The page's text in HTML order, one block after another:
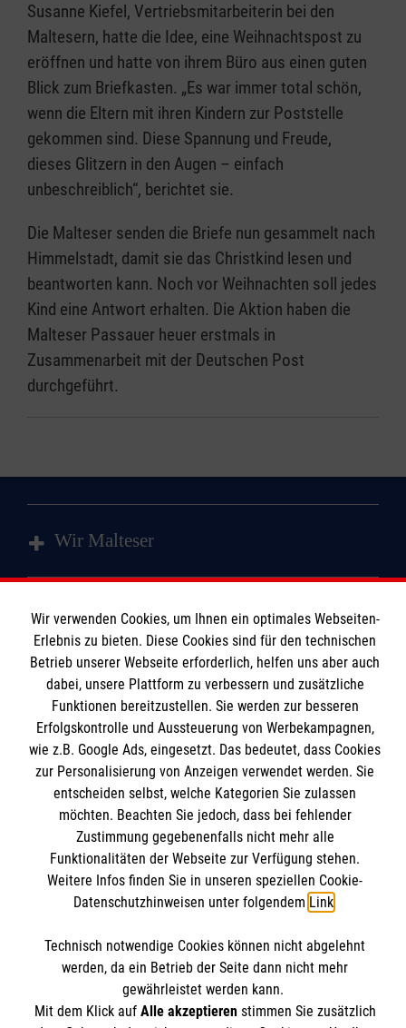
Susanne Kiefel, Vertriebsmitarbeiterin bei den
Maltesern, hatte die Idee, eine Weihnachtspost zu
eröffnen und hatte von ihrem Büro aus einen guten
Blick zum Briefkasten. „Es war immer total schön,
wenn die Eltern mit ihren Kindern zur Poststelle
gekommen sind. Diese Spannung und Freude,
dieses Glitzern in den Augen – einfach
unbeschreiblich“, berichtet sie.
Die Malteser senden die Briefe nun gesammelt nach
Himmelstadt, damit sie das Christkind lesen und
beantworten kann. Noch vor Weihnachten soll jedes
Kind eine Antwort erhalten. Die Aktion haben die
Malteser Passauer heuer erstmals in
Zusammenarbeit mit der Deutschen Post
durchgeführt.
Wir Malteser
Angebote & Leistungen
Kursangebote
Mitarbeiten & Stellenangebote
Informationen
Kontakt
Impressum
Datenschutz
Malteser online
Malteserorden
Malteser Jugend
Malteser International
Mediathek
Spendenkonto
Empfänger: Malteser Hilfsdienst e.V.
IBAN: DE14 3706 0120 1201 2170 12
BIC: GENODED1PA7
Soziale Netzwerke
Der Malteser Hilfsdienst e.V. ist als eingetragene
Wir verwenden Cookies, um Ihnen ein optimales Webseiten-
Erlebnis zu bieten. Diese Cookies sind für den technischen
Betrieb unserer Webseite erforderlich, helfen uns aber auch
dabei, unsere Plattform zu verbessern und zusätzliche
Funktionen bereitzustellen. Sie werden zur besseren
Erfolgskontrolle und Aussteuerung von Werbekampagnen,
wie z.B. Google Ads, eingesetzt. Das bedeutet, dass Cookies
zur Personalisierung von Anzeigen verwendet werden. Sie
entscheiden selbst, welche Kategorien Sie zulassen
möchten. Beachten Sie jedoch, dass bei fehlender
Zustimmung gegebenenfalls nicht mehr alle
Funktionalitäten der Webseite zur Verfügung stehen.
Weitere Infos finden Sie in unseren speziellen Cookie-
Datenschutzhinweisen unter folgendem Link.
Technisch notwendige Cookies können nicht abgelehnt
werden, da ein Betrieb der Seite dann nicht mehr
gewährleistet werden kann.
Mit dem Klick auf Alle akzeptierenstimmen Sie zusätzlich